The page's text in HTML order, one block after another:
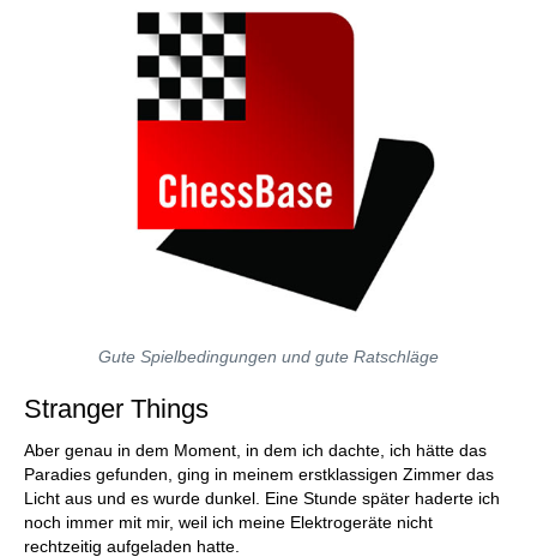
Gute Spielbedingungen und gute Ratschläge
Stranger Things
Aber genau in dem Moment, in dem ich dachte, ich hätte das
Paradies gefunden, ging in meinem erstklassigen Zimmer das
Licht aus und es wurde dunkel. Eine Stunde später haderte ich
noch immer mit mir, weil ich meine Elektrogeräte nicht
rechtzeitig aufgeladen hatte.